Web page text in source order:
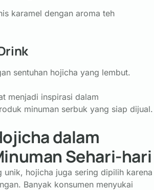
karamel dengan aroma teh
sentuhan hojicha yang lembut.
menjadi inspirasi dalam
minuman serbuk yang siap dijual.
dalam
Sehari-hari
unik, hojicha juga sering dipilih karena
Banyak konsumen menyukai